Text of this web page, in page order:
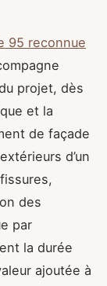
95 reconnue
projet, dès
et la
de façade
d’un
des
par
la durée
ajoutée à